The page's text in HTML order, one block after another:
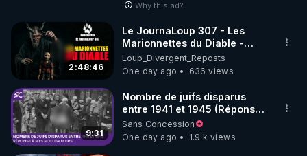
Why this ad?
2:48:46
Le JournaLoup 307 - Les
Marionnettes du Diable -
Loup Divergent 2026.08.07
Loup_Divergent_Reposts
One day ago
636 views
9:31
Nombre de juifs disparus
entre 1941 et 1945 (Réponse
à mes accusateurs)
Sans Concession
One day ago
1.9 k views